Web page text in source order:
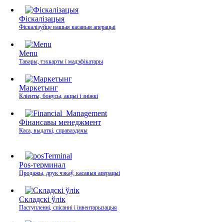
Фіскалізацыя
Фіскалізуйце вашыя касавыя аперацыі
Menu
Тавары, тэхкарты і мадэфікатары
Маркетынг
Кліенты, бонусы, акцыі і зніжкі
Фінансавы менеджмент
Каса, выдаткі, справаздачы
Pos-терминал
Продажы, друк чэкаў, касавыя аперацыі
Складскі ўлік
Паступленні, спісанні і інвентарызацыя